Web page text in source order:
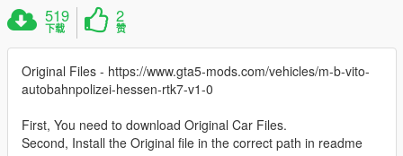
519
下载
2
赞
Original Files - https://www.gta5-mods.com/vehicles/m-b-vito-
autobahnpolizei-hessen-rtk7-v1-0
First, You need to download Original Car Files.
Second, Install the Original file in the correct path in readme